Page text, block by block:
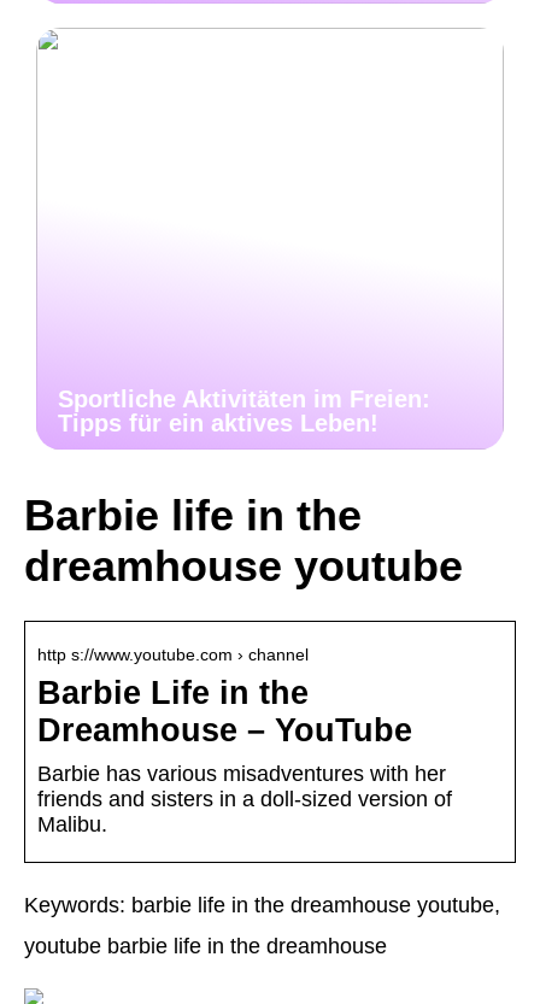
Sportliche Aktivitäten im Freien:
Tipps für ein aktives Leben!
Barbie life in the
dreamhouse youtube
http s://www.youtube.com › channel
Barbie Life in the
Dreamhouse – YouTube
Barbie has various misadventures with her
friends and sisters in a doll-sized version of
Malibu.
Keywords: barbie life in the dreamhouse youtube,
youtube barbie life in the dreamhouse